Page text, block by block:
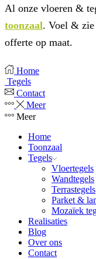
Al onze vloeren &
toonzaal. Voel &
offerte op maat.
Home
Tegels
Contact
Meer
Meer
Home
Toonzaal
Tegels
Vloertegels
Wandtegels
Terrastegels
Parket &
Mozaïek
Realisaties
Blog
Over ons
Contact